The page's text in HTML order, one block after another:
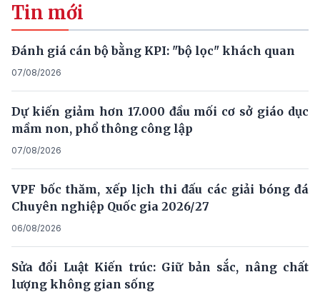
Tin mới
Đánh giá cán bộ bằng KPI: "bộ lọc" khách quan
07/08/2026
Dự kiến giảm hơn 17.000 đầu mối cơ sở giáo dục
mầm non, phổ thông công lập
07/08/2026
VPF bốc thăm, xếp lịch thi đấu các giải bóng đá
Chuyên nghiệp Quốc gia 2026/27
06/08/2026
Sửa đổi Luật Kiến trúc: Giữ bản sắc, nâng chất
lượng không gian sống